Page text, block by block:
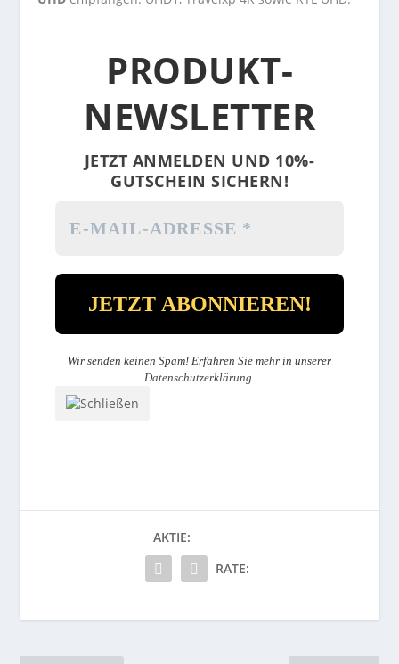
PRODUKT-
NEWSLETTER
JETZT ANMELDEN UND 10%-
GUTSCHEIN SICHERN!
Wir senden keinen Spam! Erfahren Sie mehr in unserer
Datenschutzerklärung
AKTIE:
RATE: